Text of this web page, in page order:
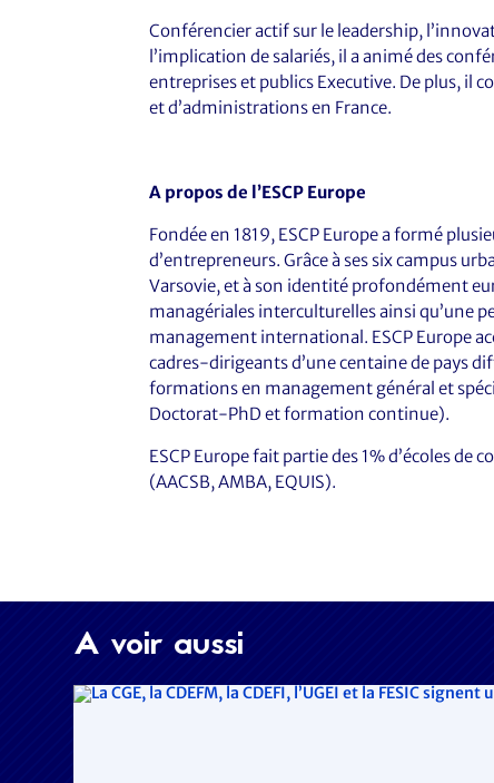
Conférencier actif sur le leadership,
l’implication de salariés, il a animé des
entreprises et publics Executive. De plus, il
et d’administrations en France.
A propos de l’ESCP Europe
Fondée en 1819, ESCP Europe a formé
d’entrepreneurs. Grâce à ses six campus
Varsovie, et à son identité profondément
managériales interculturelles ainsi qu’une
management international. ESCP Europe
cadres-dirigeants d’une centaine de pays
formations en management général et
Doctorat-PhD et formation continue).
ESCP Europe fait partie des 1% d’écoles
(AACSB, AMBA, EQUIS).
A voir aussi